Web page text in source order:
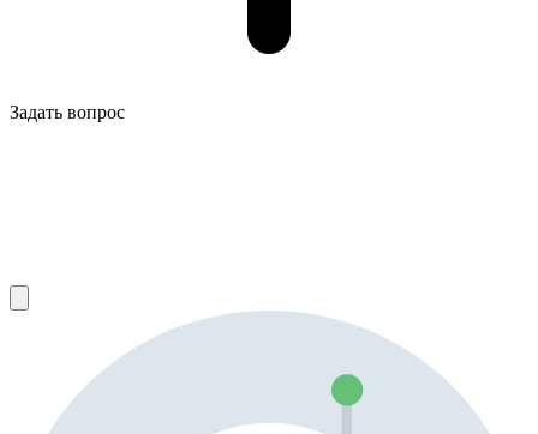
Задать вопрос